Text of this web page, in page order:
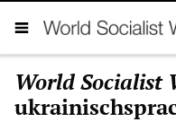
World Socialist